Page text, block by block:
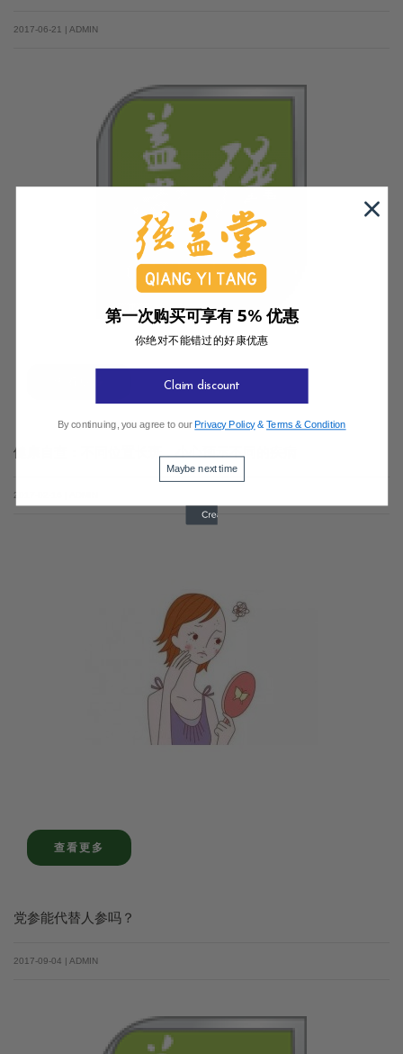
2017-06-21 | ADMIN
健康自查：不同位置长斑，小心预示不同的疾病
2017-02-16 | ADMIN
查看更多
党参能代替人参吗？
2017-09-04 | ADMIN
第一次购买可享有 5% 优惠
你绝对不能错过的好康优惠
Claim discount
By continuing, you agree to our Privacy Policy&Terms & Condition
Maybe next time